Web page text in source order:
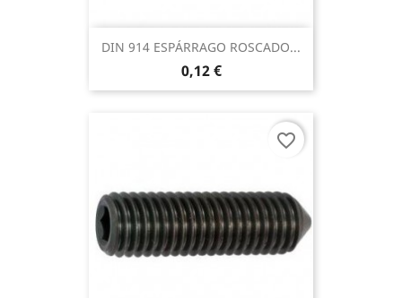
DIN 914 ESPÁRRAGO ROSCADO...
0,12 €
favorite_border